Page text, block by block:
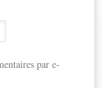
par e-